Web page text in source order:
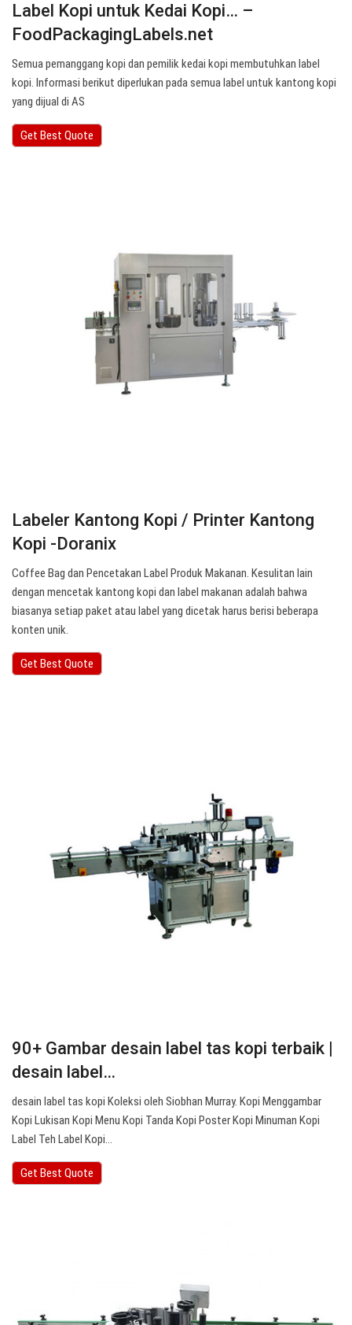
Label Kopi untuk Kedai Kopi… –
FoodPackagingLabels.net
Semua pemanggang kopi dan pemilik kedai kopi membutuhkan label
kopi. Informasi berikut diperlukan pada semua label untuk kantong kopi
yang dijual di AS
Get Best Quote
Labeler Kantong Kopi / Printer Kantong
Kopi -Doranix
Coffee Bag dan Pencetakan Label Produk Makanan. Kesulitan lain
dengan mencetak kantong kopi dan label makanan adalah bahwa
biasanya setiap paket atau label yang dicetak harus berisi beberapa
konten unik.
Get Best Quote
90+ Gambar desain label tas kopi terbaik |
desain label…
desain label tas kopi Koleksi oleh Siobhan Murray. Kopi Menggambar
Kopi Lukisan Kopi Menu Kopi Tanda Kopi Poster Kopi Minuman Kopi
Label Teh Label Kopi…
Get Best Quote